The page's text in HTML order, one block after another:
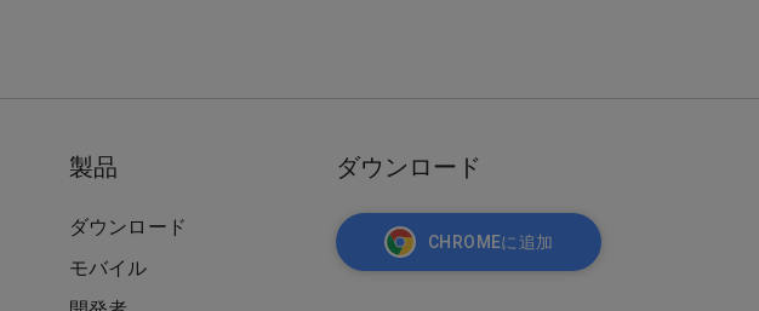
製品
ダウンロード
モバイル
ダウンロード
CHROMEに追加